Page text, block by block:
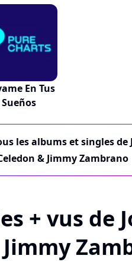
En Tus
Sueños
les albums et singles de
& Jimmy Zambrano
+ vus de